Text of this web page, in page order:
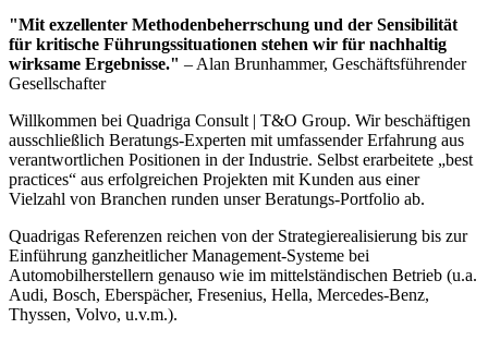
"Mit exzellenter Methodenbeherrschung und der Sensibilität
für kritische Führungssituationen stehen wir für nachhaltig
wirksame Ergebnisse." – Alan Brunhammer, Geschäftsführender
Gesellschafter
Willkommen bei Quadriga Consult | T&O Group. Wir beschäftigen
ausschließlich Beratungs-Experten mit umfassender Erfahrung aus
verantwortlichen Positionen in der Industrie. Selbst erarbeitete „best
practices“ aus erfolgreichen Projekten mit Kunden aus einer
Vielzahl von Branchen runden unser Beratungs-Portfolio ab.
Quadrigas Referenzen reichen von der Strategierealisierung bis zur
Einführung ganzheitlicher Management-Systeme bei
Automobilherstellern genauso wie im mittelständischen Betrieb (u.a.
Audi, Bosch, Eberspächer, Fresenius, Hella, Mercedes-Benz,
Thyssen, Volvo, u.v.m.).